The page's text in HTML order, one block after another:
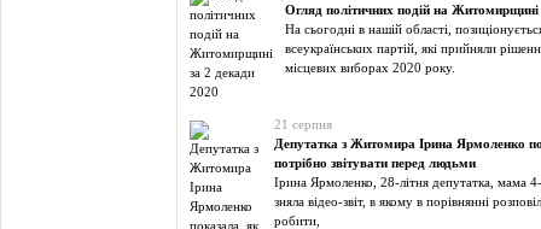
Огляд політичних подій на Житомирщині
На сьогодні в нашій області,
всеукраїнських партій, які прийняли
місцевих виборах 2020 року.
21 серпня
Депутатка з Житомира Ірина Ярмоленко
потрібно звітувати перед людьми
Ірина Ярмоленко, 28-літня депутатка, мама
зняла відео-звіт, в якому в порівнянні
робити,